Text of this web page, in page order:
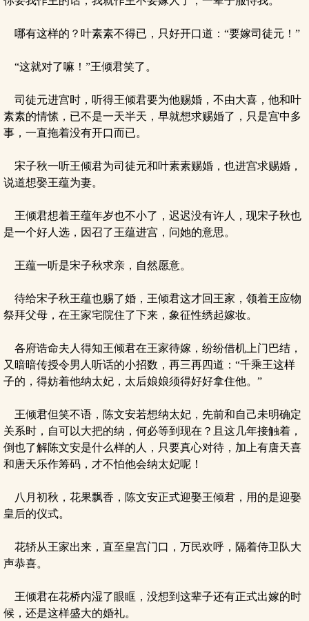
哪有这样的？叶素素不得已，只好开口道：“要嫁司徒元！”
“这就对了嘛！”王倾君笑了。
司徒元进宫时，听得王倾君要为他赐婚，不由大喜，他和叶
素素的情愫，已不是一天半天，早就想求赐婚了，只是宫中多
事，一直拖着没有开口而已。
宋子秋一听王倾君为司徒元和叶素素赐婚，也进宫求赐婚，
说道想娶王蕴为妻。
王倾君想着王蕴年岁也不小了，迟迟没有许人，现宋子秋也
是一个好人选，因召了王蕴进宫，问她的意思。
王蕴一听是宋子秋求亲，自然愿意。
待给宋子秋王蕴也赐了婚，王倾君这才回王家，领着王应物
祭拜父母，在王家宅院住了下来，象征性绣起嫁妆。
各府诰命夫人得知王倾君在王家待嫁，纷纷借机上门巴结，
又暗暗传授令男人听话的小招数，再三再四道：“千乘王这样
子的，得妨着他纳太妃，太后娘娘须得好好拿住他。”
王倾君但笑不语，陈文安若想纳太妃，先前和自己未明确定
关系时，自可以大把的纳，何必等到现在？且这几年接触着，
倒也了解陈文安是什么样的人，只要真心对待，加上有唐天喜
和唐天乐作筹码，才不怕他会纳太妃呢！
八月初秋，花果飘香，陈文安正式迎娶王倾君，用的是迎娶
皇后的仪式。
花轿从王家出来，直至皇宫门口，万民欢呼，隔着侍卫队大
声恭喜。
王倾君在花桥内湿了眼眶，没想到这辈子还有正式出嫁的时
候，还是这样盛大的婚礼。